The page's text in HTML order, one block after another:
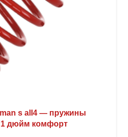
s all4 — пружины
1 дюйм комфорт